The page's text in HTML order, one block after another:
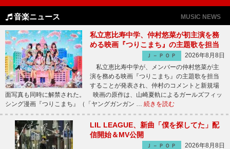
音楽ニュース MUSIC NEWS
私立恵比寿中学、仲村悠菜が初主演を務
める映画『つりこまち』の主題歌を担当
Ｊ－ＰＯＰ
2026年8月8日
私立恵比寿中学が、メンバーの仲村悠菜が主
演を務める映画『つりこまち』の主題歌を担当
することが発表され、仲村のコメントと新規場
面写真も同時に解禁された。 映画の原作は、山崎夏軌によるガールズフィッ
シング漫画『つりこまち』（「ヤングガンガン … 続きを読む
LIL LEAGUE、新曲「僕を探してた」配
信開始＆MV公開
Ｊ－ＰＯＰ
2026年8月8日